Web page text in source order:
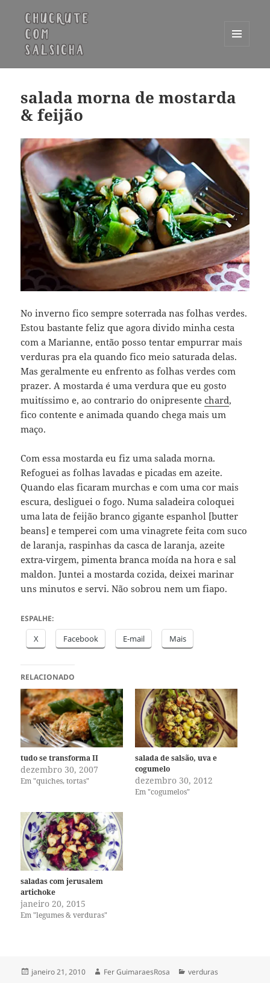
WIDGETS
salada morna de mostarda
& feijão
No inverno fico sempre soterrada nas folhas verdes.
Estou bastante feliz que agora divido minha cesta
com a Marianne, então posso tentar empurrar mais
verduras pra ela quando fico meio saturada delas.
Mas geralmente eu enfrento as folhas verdes com
prazer. A mostarda é uma verdura que eu gosto
muitíssimo e, ao contrario do onipresentechard,
fico contente e animada quando chega mais um
maço.
Com essa mostarda eu fiz uma salada morna.
Refoguei as folhas lavadas e picadas em azeite.
Quando elas ficaram murchas e com uma cor mais
escura, desliguei o fogo. Numa saladeira coloquei
uma lata de feijão branco gigante espanhol [butter
beans] e temperei com uma vinagrete feita com suco
de laranja, raspinhas da casca de laranja, azeite
extra-virgem, pimenta branca moída na hora e sal
maldon. Juntei a mostarda cozida, deixei marinar
uns minutos e servi. Não sobrou nem um fiapo.
ESPALHE:
X Facebook E-mail Mais
RELACIONADO
tudo se transforma II
dezembro 30, 2007
Em "quiches, tortas"
salada de salsão, uva e
cogumelo
dezembro 30, 2012
Em "cogumelos"
saladas com jerusalem
artichoke
janeiro 20, 2015
Em "legumes & verduras"
Publicado
janeiro 21, 2010 Autor
Fer GuimaraesRosa Categorias
verduras